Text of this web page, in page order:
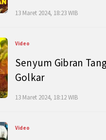
13 Maret 2024, 18:23 WIB
Video
Senyum Gibran
Golkar
13 Maret 2024, 18:12 WIB
Video